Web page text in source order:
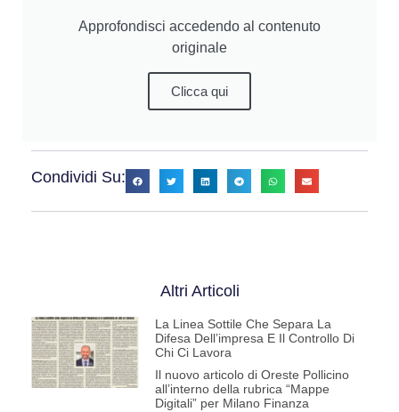
Approfondisci accedendo al contenuto
originale
Clicca qui
Condividi Su:
Altri Articoli
La Linea Sottile Che Separa La
Difesa Dell’impresa E Il Controllo Di
Chi Ci Lavora
Il nuovo articolo di Oreste Pollicino
all’interno della rubrica “Mappe
Digitali” per Milano Finanza